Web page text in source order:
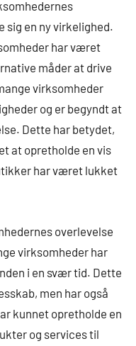
sig en ny virkelighed.
har været
måder at drive
virksomheder
og er begyndt at
Dette har betydet,
at opretholde en vis
har været lukket
overlevelse
virksomheder har
i en svær tid. Dette
men har også
kunnet opretholde en
og services til